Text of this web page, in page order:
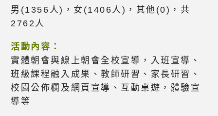
男(1356人)，女(1406人)，其他(0)，共
2762人
活動內容：
實體朝會與線上朝會全校宣導，入班宣導、
班級課程融入成果、教師研習、家長研習、
校園公佈欄及網頁宣導、互動桌遊，體驗宣
導等